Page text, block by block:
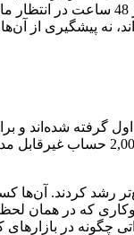
غیرفعال بوده، یک زنجیره
نه پیشگیری از
رشد کردند. آن‌ها
در همان لحظه
چگونه در